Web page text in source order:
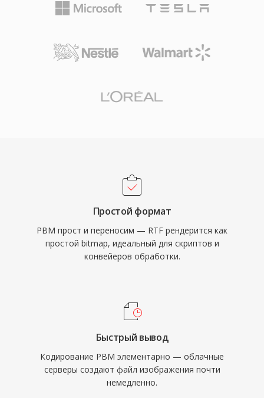
Простой формат
PBM прост и переносим — RTF рендерится как
простой bitmap, идеальный для скриптов и
конвейеров обработки.
Быстрый вывод
Кодирование PBM элементарно — облачные
серверы создают файл изображения почти
немедленно.